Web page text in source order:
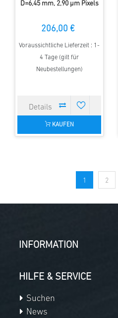
D=6,45 mm, 2,90 µm Pixels
206,00 €
Voraussichtliche Lieferzeit : 1-
4 Tage (gilt für
Neubestellungen)
KAUFEN
1 2
INFORMATION
HILFE & SERVICE
Suchen
News